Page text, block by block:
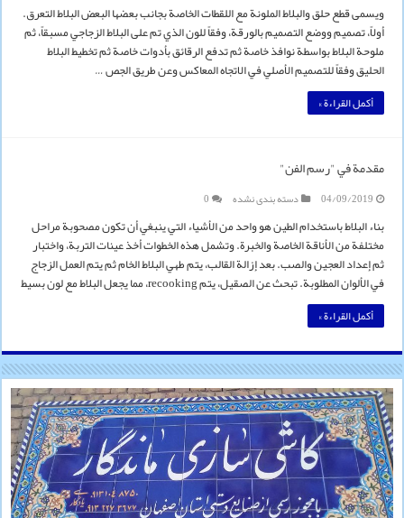
ويسمى قطع حلق والبلاط الملونة مع اللقطات الخاصة بجانب بعضها البعض البلاط التعرق.
أولاً، تصميم ووضع التصميم بالورقة، وفقاً للون الذي تم على البلاط الزجاجي مسبقاً، ثم
ملوحة البلاط بواسطة نوافذ خاصة ثم تدفع الرقائق بأدوات خاصة ثم تخطيط البلاط
الحليق وفقاً للتصميم الأصلي في الاتجاه المعاكس وعن طريق الجص …
أكمل القراءة »
مقدمة في "رسم الفن"
04/09/2019 دسته بندی نشده 0
بناء البلاط باستخدام الطين هو واحد من الأشياء التي ينبغي أن تكون مصحوبة مراحل
مختلفة من الأناقة الخاصة والخبرة. وتشمل هذه الخطوات أخذ عينات التربة، واختبار
ثم إعداد العجين والصب. بعد إزالة القالب، يتم طهي البلاط الخام ثم يتم العمل الزجاج
في الألوان المطلوبة. تبحث عن الصقيل، يتم recooking، مما يجعل البلاط مع لون بسيط
أكمل القراءة »